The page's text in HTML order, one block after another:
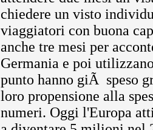
chiedere un visto
viaggiatori con buona
anche tre mesi per
Germania e poi
punto hanno giÃ speso
loro propensione alla
numeri. Oggi l'Europa